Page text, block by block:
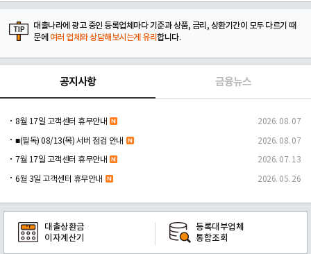
대출나라에 광고 중인 등록업체마다 기준과 상품, 금리, 상환기간이 모두 다르기 때
문에 여러 업체와 상담해보시는게 유리합니다.
공지사항 금융뉴스
8월 17일 고객센터 휴무안내 2026. 08. 07
■(필독) 08/13(목) 서버 점검 안내 2026. 08. 07
7월 17일 고객센터 휴무안내 2026. 07. 13
6월 3일 고객센터 휴무안내 2026. 05. 26
대출상환금
이자계산기
등록대부업체
통합조회